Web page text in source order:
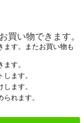
買い物できます。
ます。またお買い物も
す。
ます。
ます。
れます。